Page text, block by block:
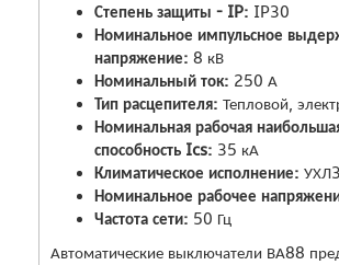
Степень защиты - IP: IP30
Номинальное импульсное
напряжение: 8 кВ
Номинальный ток: 250 А
Тип расцепителя: Тепловой,
Номинальная рабочая
способность Ics: 35 кА
Климатическое исполнение: УХЛ3
Номинальное рабочее
Частота сети: 50 Гц
Автоматические выключатели ВА88